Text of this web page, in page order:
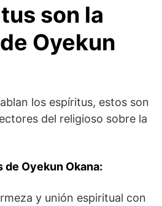
son la
Oyekun
los espíritus, estos son
del religioso sobre la
Oyekun Okana:
y unión espiritual con